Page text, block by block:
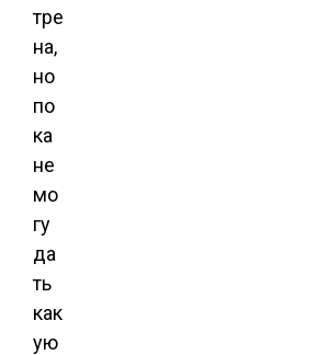
тре
на,
но
по
ка
не
мо
гу
да
ть
как
ую